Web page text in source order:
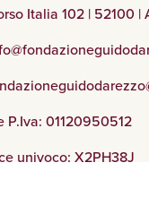
Italia 102 | 52100 |
P.Iva: 01120950512
univoco: X2PH38J